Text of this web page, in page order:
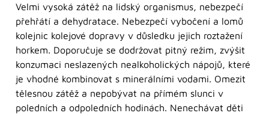
Velmi vysoká zátěž na lidský organismus, nebezpečí
přehřátí a dehydratace. Nebezpečí vybočení a lomů
kolejnic kolejové dopravy v důsledku jejich roztažení
horkem. Doporučuje se dodržovat pitný režim, zvýšit
konzumaci neslazených nealkoholických nápojů, které
je vhodné kombinovat s minerálními vodami. Omezit
tělesnou zátěž a nepobývat na přímém slunci v
poledních a odpoledních hodinách. Nenechávat děti